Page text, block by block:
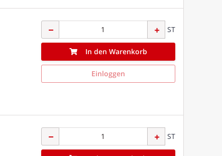
ST
In den Warenkorb
Einloggen
ST